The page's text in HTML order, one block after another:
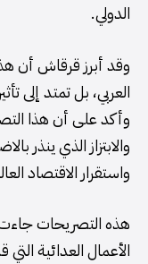
الدولي.
وقد أبرز قرقاش أن
العربي، بل تمتد إلى
وأكد على أن هذا
والابتزاز الذي ينذر
واستقرار الاقتصاد
هذه التصريحات جاءت
الأعمال العدائية